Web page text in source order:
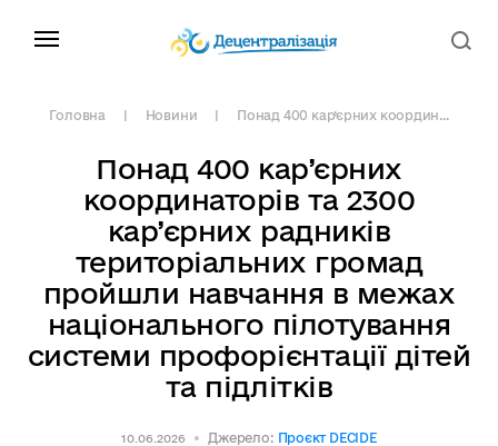
Головна Новини Понад 400 кар’єрних координ...
Понад 400 кар’єрних
координаторів та 2300
кар’єрних радників
територіальних громад
пройшли навчання в межах
національного пілотування
системи профорієнтації дітей
та підлітків
10.06.2026 Джерело: Проєкт DECIDE